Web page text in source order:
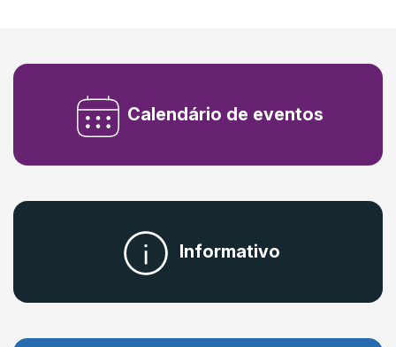
Calendário de eventos
Informativo